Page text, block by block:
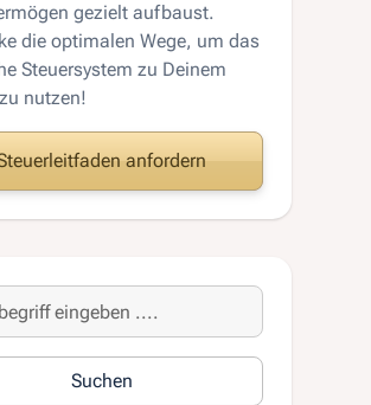
gezielt aufbaust.
die optimalen Wege, um das
Steuersystem zu Deinem
nutzen!
anfordern